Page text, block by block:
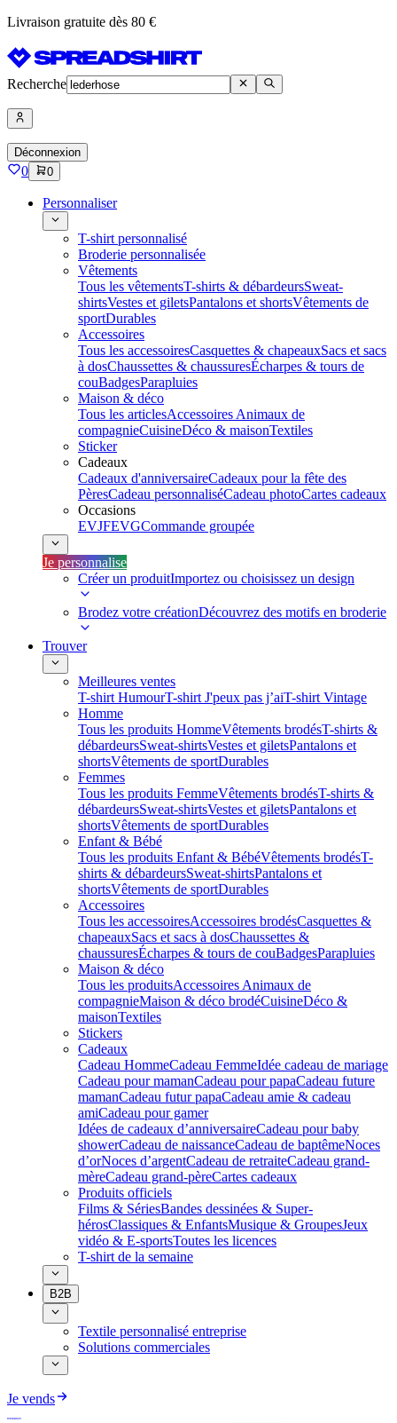
Livraison gratuite dès 80 €
Recherche
Déconnexion
0 0
Personnaliser
T-shirt personnalisé
Broderie personnalisée
Vêtements
Tous les vêtementsT-shirts & débardeursSweat-
shirtsVestes et giletsPantalons et shortsVêtements de
sportDurables
Accessoires
Tous les accessoiresCasquettes & chapeauxSacs et sacs
à dosChaussettes & chaussuresÉcharpes & tours de
couBadgesParapluies
Maison & déco
Tous les articlesAccessoires Animaux de
compagnieCuisineDéco & maisonTextiles
Sticker
Cadeaux
Cadeaux d'anniversaireCadeaux pour la fête des
PèresCadeau personnaliséCadeau photoCartes cadeaux
Occasions
EVJFEVGCommande groupée
Je personnalise
Créer un produitImportez ou choisissez un design
Brodez votre créationDécouvrez des motifs en broderie
Trouver
Meilleures ventes
T-shirt HumourT-shirt J'peux pas j’aiT-shirt Vintage
Homme
Tous les produits HommeVêtements brodésT-shirts &
débardeursSweat-shirtsVestes et giletsPantalons et
shortsVêtements de sportDurables
Femmes
Tous les produits FemmeVêtements brodésT-shirts &
débardeursSweat-shirtsVestes et giletsPantalons et
shortsVêtements de sportDurables
Enfant & Bébé
Tous les produits Enfant & BébéVêtements brodésT-
shirts & débardeursSweat-shirtsPantalons et
shortsVêtements de sportDurables
Accessoires
Tous les accessoiresAccessoires brodésCasquettes &
chapeauxSacs et sacs à dosChaussettes &
chaussuresÉcharpes & tours de couBadgesParapluies
Maison & déco
Tous les produitsAccessoires Animaux de
compagnieMaison & déco brodéCuisineDéco &
maisonTextiles
Stickers
Cadeaux
Cadeau HommeCadeau FemmeIdée cadeau de mariage​
Cadeau pour mamanCadeau pour papaCadeau future
mamanCadeau futur papaCadeau amie & cadeau
amiCadeau pour gamer
Idées de cadeaux d’anniversaireCadeau pour baby
showerCadeau de naissanceCadeau de baptêmeNoces
d’orNoces d’argentCadeau de retraiteCadeau grand-
mèreCadeau grand-pèreCartes cadeaux
Produits officiels
Films & SériesBandes dessinées & Super-
hérosClassiques & EnfantsMusique & GroupesJeux
vidéo & E-sportsToutes les licences
T-shirt de la semaine
B2B
Textile personnalisé entreprise
Solutions commerciales
Je vends